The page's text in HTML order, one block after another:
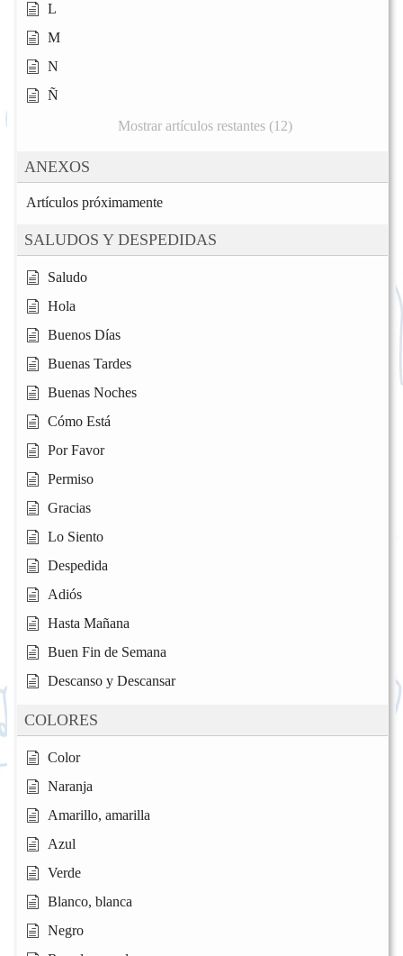
L
M
N
Ñ
Mostrar artículos restantes (12)
ANEXOS
Artículos próximamente
SALUDOS Y DESPEDIDAS
Saludo
Hola
Buenos Días
Buenas Tardes
Buenas Noches
Cómo Está
Por Favor
Permiso
Gracias
Lo Siento
Despedida
Adiós
Hasta Mañana
Buen Fin de Semana
Descanso y Descansar
COLORES
Color
Naranja
Amarillo, amarilla
Azul
Verde
Blanco, blanca
Negro